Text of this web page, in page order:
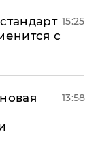
с
15:25
13:58